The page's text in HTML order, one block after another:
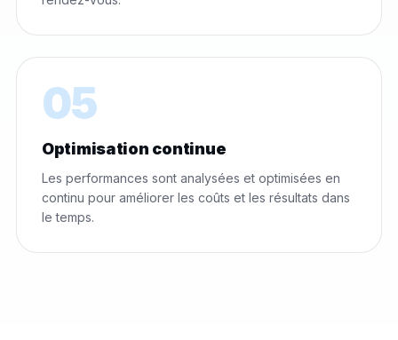
05
Optimisation continue
Les performances sont analysées et optimisées en
continu pour améliorer les coûts et les résultats dans
le temps.